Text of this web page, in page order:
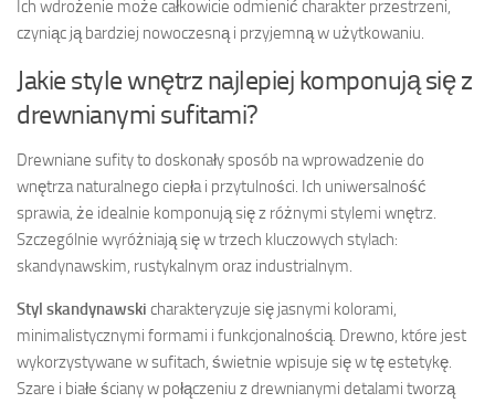
Ich wdrożenie może całkowicie odmienić charakter przestrzeni,
czyniąc ją bardziej nowoczesną i przyjemną w użytkowaniu.
Jakie style wnętrz najlepiej komponują się z
drewnianymi sufitami?
Drewniane sufity to doskonały sposób na wprowadzenie do
wnętrza naturalnego ciepła i przytulności. Ich uniwersalność
sprawia, że idealnie komponują się z różnymi stylemi wnętrz.
Szczególnie wyróżniają się w trzech kluczowych stylach:
skandynawskim, rustykalnym oraz industrialnym.
Styl skandynawski charakteryzuje się jasnymi kolorami,
minimalistycznymi formami i funkcjonalnością. Drewno, które jest
wykorzystywane w sufitach, świetnie wpisuje się w tę estetykę.
Szare i białe ściany w połączeniu z drewnianymi detalami tworzą